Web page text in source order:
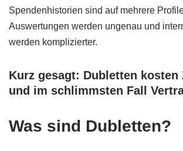
Spendenhistorien sind auf mehrere
Auswertungen werden ungenau und
werden komplizierter.
Kurz gesagt: Dubletten kosten
und im schlimmsten Fall
Was sind Dubletten?